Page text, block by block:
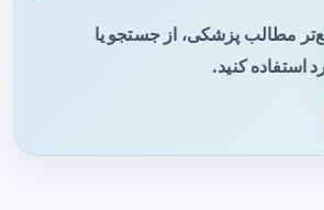
مطالب پزشکی، از جستجو یا
استفاده کنید.